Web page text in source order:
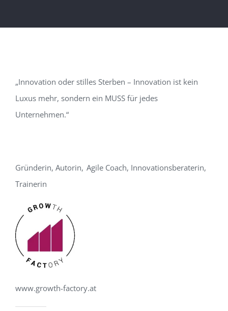
„Innovation oder stilles Sterben – Innovation ist kein
Luxus mehr, sondern ein MUSS für jedes
Unternehmen.“
Gründerin, Autorin, Agile Coach, Innovationsberaterin,
Trainerin
www.growth-factory.at